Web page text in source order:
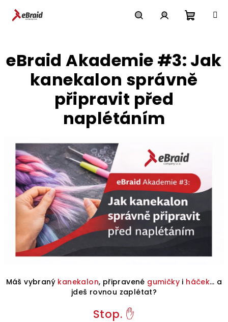
košík
eBraid Akademie #3: Jak
kanekalon správně
připravit před
naplétáním
Máš vybraný kanekalon, připravené gumičky i háček… a
jdeš rovnou zaplétat?
Stop. ✋